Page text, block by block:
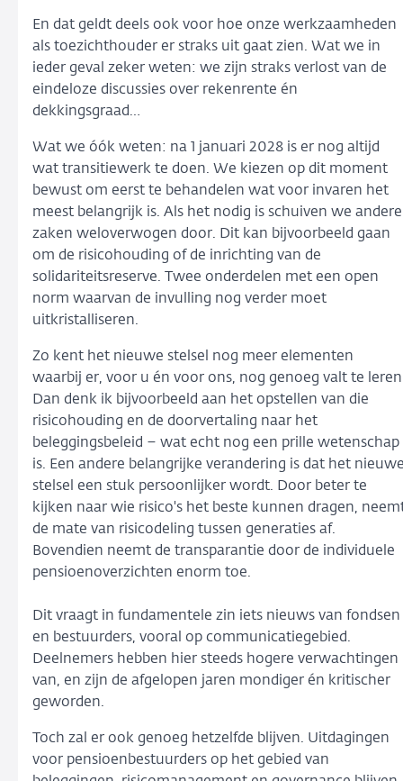
En dat geldt deels ook voor hoe onze werkzaamheden
als toezichthouder er straks uit gaat zien. Wat we in
ieder geval zeker weten: we zijn straks verlost van de
eindeloze discussies over rekenrente én
dekkingsgraad…
Wat we óók weten: na 1 januari 2028 is er nog altijd
wat transitiewerk te doen. We kiezen op dit moment
bewust om eerst te behandelen wat voor invaren het
meest belangrijk is. Als het nodig is schuiven we andere
zaken weloverwogen door. Dit kan bijvoorbeeld gaan
om de risicohouding of de inrichting van de
solidariteitsreserve. Twee onderdelen met een open
norm waarvan de invulling nog verder moet
uitkristalliseren.
Zo kent het nieuwe stelsel nog meer elementen
waarbij er, voor u én voor ons, nog genoeg valt te
Dan denk ik bijvoorbeeld aan het opstellen van die
risicohouding en de doorvertaling naar het
beleggingsbeleid – wat echt nog een prille wetenschap
is. Een andere belangrijke verandering is dat het
stelsel een stuk persoonlijker wordt. Door beter te
kijken naar wie risico's het beste kunnen dragen,
de mate van risicodeling tussen generaties af.
Bovendien neemt de transparantie door de individuele
pensioenoverzichten enorm toe.
Dit vraagt in fundamentele zin iets nieuws van fondsen
en bestuurders, vooral op communicatiegebied.
Deelnemers hebben hier steeds hogere verwachtingen
van, en zijn de afgelopen jaren mondiger én kritischer
geworden.
Toch zal er ook genoeg hetzelfde blijven. Uitdagingen
voor pensioenbestuurders op het gebied van